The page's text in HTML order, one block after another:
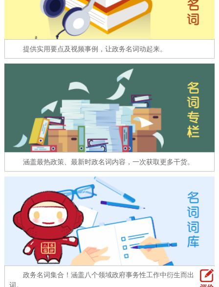
12345网上接诉即办 我要咨询 我要建议
参与调查 在线访谈
十六区概览 人文北京
绿色北京 图说北京 视频北京
多语种
ENGLISH 한국어 日本語
DEUTSCH FRANÇAIS РУССКИЙ ЯЗЫК
ESPAÑOL PORTUGUÊS
ITALIANO
提供实用要点及视频事例，让政务名词动起来。
涵盖最热政策、最新时政名词内容，一次获取更多干货。
政务名词集合！涵盖八个领域政府事务性工作中衍生而出的名
词。